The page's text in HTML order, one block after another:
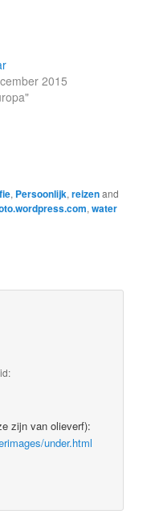
2015
, Persoonlijk,reizenand
,water
zijn van olieverf):
under.html